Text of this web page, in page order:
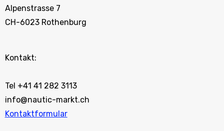
Alpenstrasse 7
CH-6023 Rothenburg
Kontakt:
Tel +41 41 282 3113
info@nautic-markt.ch
Kontaktformular